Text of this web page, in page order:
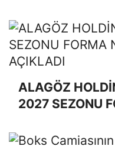
ALAGÖZ
2027 SEZONU